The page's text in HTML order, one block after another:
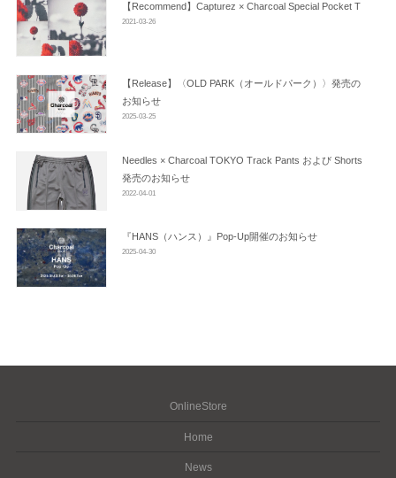
ン
【Recommend】capturez × Charcoal Special Pocket T
2021-03-26
【Release】〈OLD PARK（オールドパーク）〉発売の
お知らせ
2025-03-25
Needles × Charcoal TOKYO Track Pants および Shorts
発売のお知らせ
2022-04-01
『HANS（ハンス）』Pop-Up開催のお知らせ
2025-04-30
OnlineStore
Home
News